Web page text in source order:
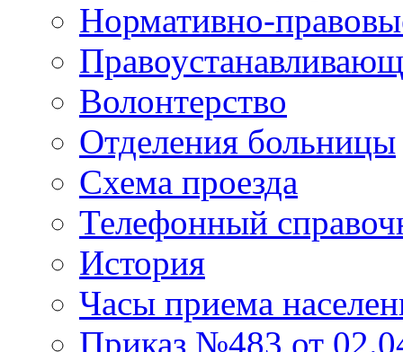
Нормативно-
Волонтерство
Отделения больницы
Схема проезда
Телефонный
История
Часы приема
Приказ №483 от